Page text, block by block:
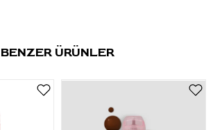
BENZER ÜRÜNLER